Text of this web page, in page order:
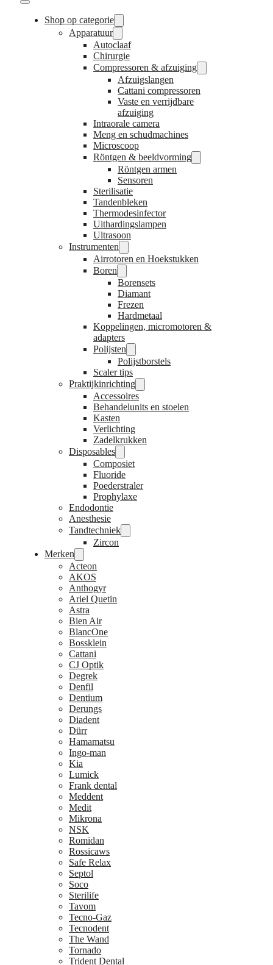
Shop op categorie
Apparatuur
Autoclaaf
Chirurgie
Compressoren & afzuiging
Afzuigslangen
Cattani compressoren
Vaste en verrijdbare
afzuiging
Intraorale camera
Meng en schudmachines
Microscoop
Röntgen & beeldvorming
Röntgen armen
Sensoren
Sterilisatie
Tandenbleken
Thermodesinfector
Uithardingslampen
Ultrasoon
Instrumenten
Airrotoren en Hoekstukken
Boren
Borensets
Diamant
Frezen
Hardmetaal
Koppelingen, micromotoren &
adapters
Polijsten
Polijstborstels
Scaler tips
Praktijkinrichting
Accessoires
Behandelunits en stoelen
Kasten
Verlichting
Zadelkrukken
Disposables
Composiet
Fluoride
Poederstraler
Prophylaxe
Endodontie
Anesthesie
Tandtechniek
Zircon
Merken
Acteon
AKOS
Anthogyr
Ariel Quetin
Astra
Bien Air
BlancOne
Bossklein
Cattani
CJ Optik
Degrek
Denfil
Dentium
Derungs
Diadent
Dürr
Hamamatsu
Ingo-man
Kia
Lumick
Frank dental
Meddent
Medit
Mikrona
NSK
Romidan
Rossicaws
Safe Relax
Septol
Soco
Sterilife
Tavom
Tecno-Gaz
Tecnodent
The Wand
Tornado
Trident Dental